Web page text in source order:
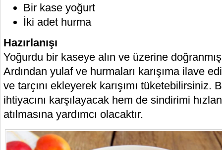
Bir kase yoğurt
İki adet hurma
Hazırlanışı
Yoğurdu bir kaseye alın ve üzerine doğranmış
Ardından yulaf ve hurmaları karışıma ilave
ve tarçını ekleyerek karışımı tüketebilirsiniz.
ihtiyacını karşılayacak hem de sindirimi
atılmasına yardımcı olacaktır.